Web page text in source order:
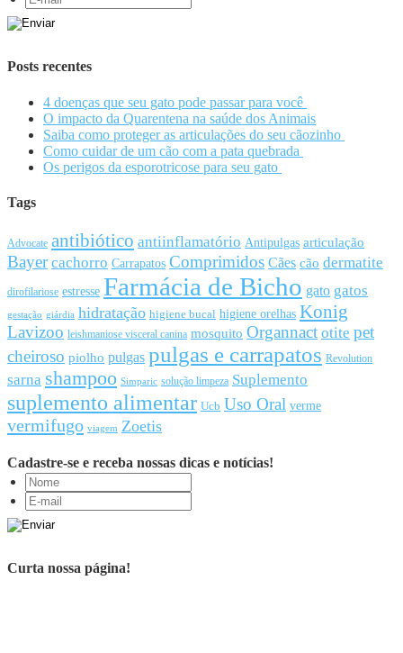
Posts recentes
4 doenças que seu gato pode passar para você
O impacto da Quarentena na saúde dos Animais
Saiba como proteger as articulações do seu cãozinho
Como cuidar de um cão com a pata quebrada
Os perigos da esporotricose para seu gato
Tags
Advocate antibiótico antiinflamatório Antipulgas articulação
Bayer cachorro Carrapatos Comprimidos Cães cão dermatite
dirofilariose estresse Farmácia de Bicho gato gatos
gestação giárdia hidratação higiene bucal higiene orelhas Konig
Lavizoo leishmaniose visceral canina mosquito Organnact otite pet
cheiroso piolho pulgas pulgas e carrapatos Revolution
sarna shampoo Simparic solução limpeza Suplemento
suplemento alimentar Ucb Uso Oral verme
vermifugo viagem Zoetis
Cadastre-se e receba nossas dicas e notícias!
Curta nossa página!